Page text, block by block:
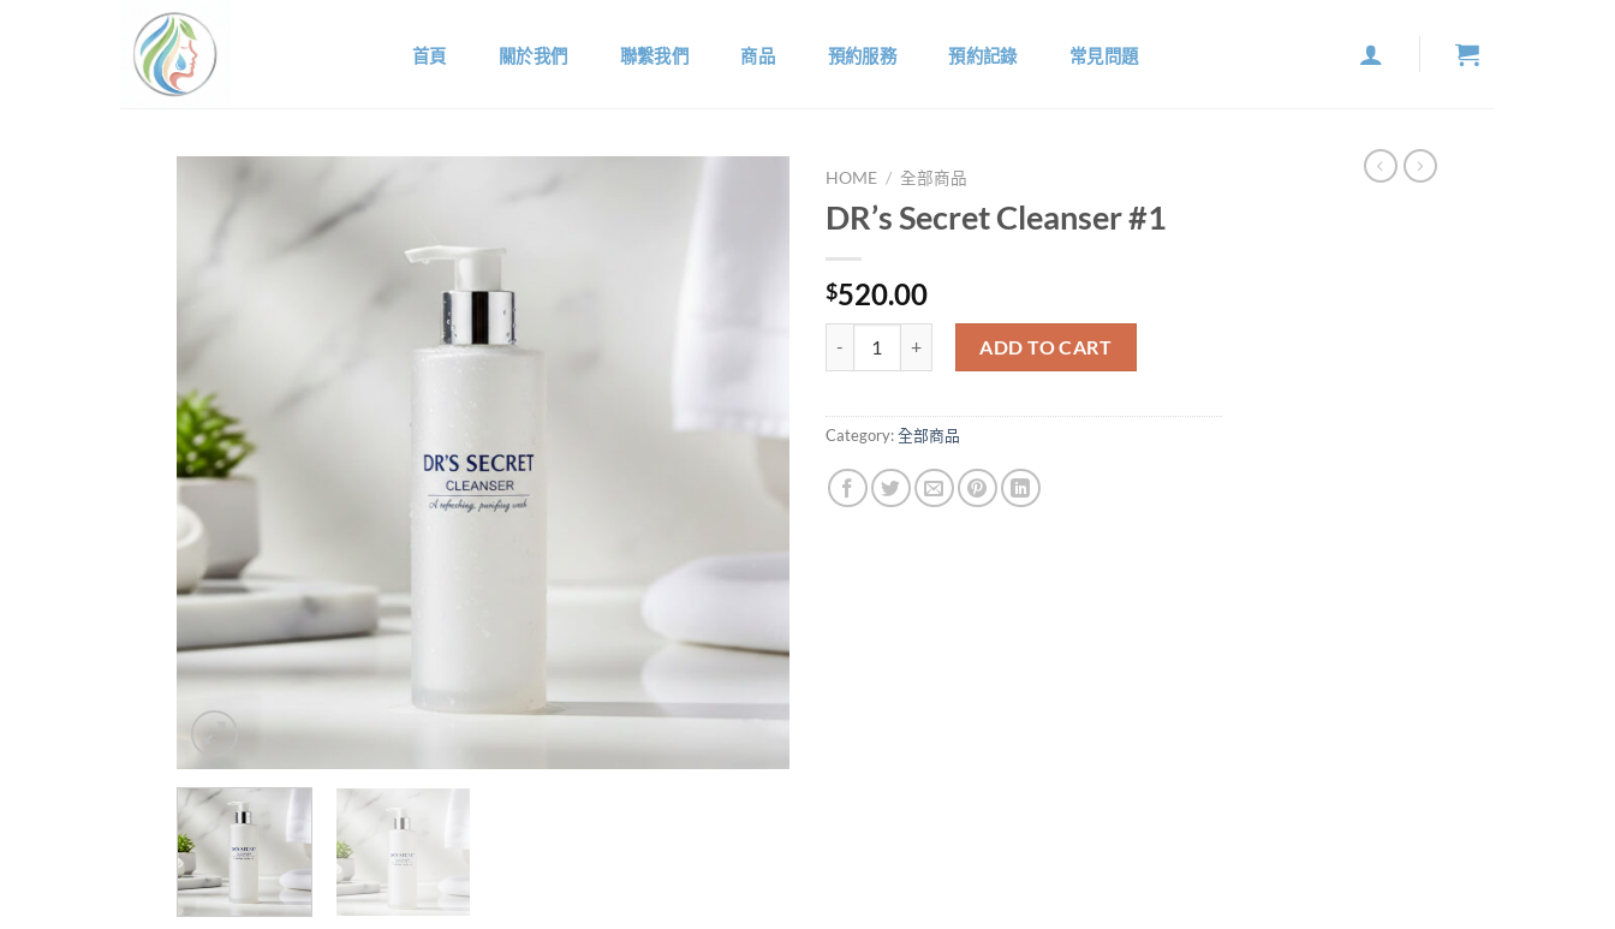
首頁 關於我們 聯繫我們 商品 預約服務 預約記錄 常見問題
HOME / 全部商品
DR’s Secret Cleanser #1
$520.00
ADD TO CART
Category:全部商品